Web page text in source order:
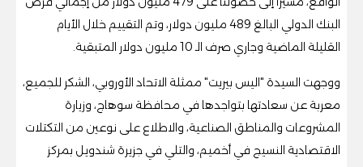
البنك الدولي البالغ 489 مليون دولار، وتم التقييم خلال الأيام
القليلة الماضية وجاري صرف الـ 10 مليون دولار المتبقية.
ووجهت السيدة "اليس بيريت" ممثلة الاتحاد الأوروبي، الشكر للجميع،
معربة عن سعادتها بتواجدها في محافظة سوهاج، وزيارة
المشروعات والمناطق الصناعية، والاطلاع على نوعين من التكتلات
الاقتصادية النسيج في أخميم، والتلي في جزيرة شندويل بمركز